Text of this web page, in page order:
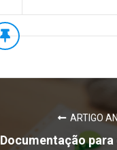
ARTIGO
Documentação